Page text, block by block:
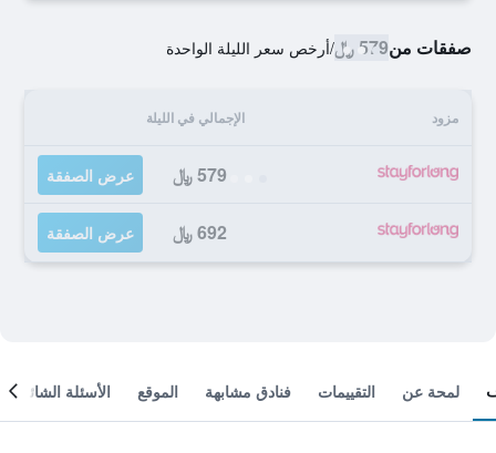
صفقات من579 ﷼ /أرخص سعر الليلة الواحدة
مزود الإجمالي في الليلة
579 ﷼ عرض الصفقة
692 ﷼ عرض الصفقة
لمحة عن التقييمات فنادق مشابهة الموقع الأسئلة الشائعة